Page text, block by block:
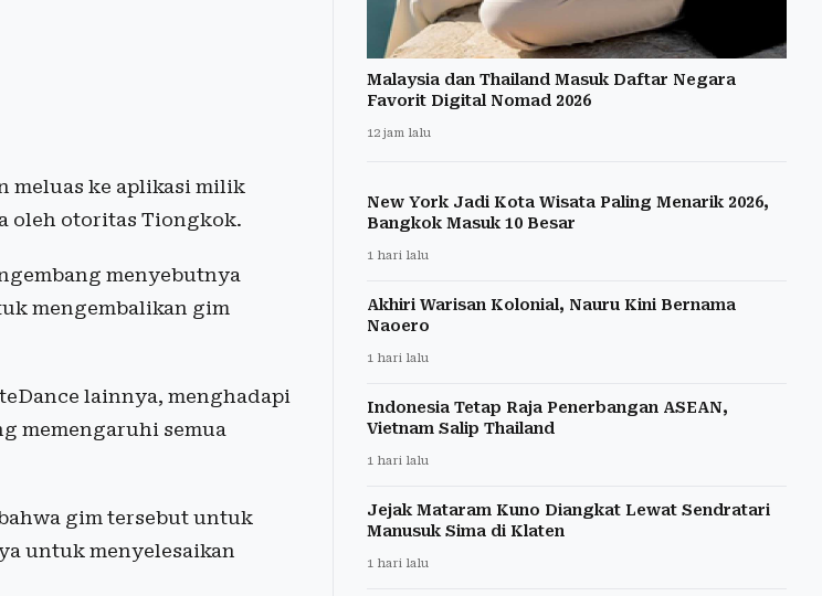
meluas ke aplikasi milik
oleh otoritas Tiongkok.
menyebutnya
mengembalikan gim
lainnya, menghadapi
memengaruhi semua
gim tersebut untuk
untuk menyelesaikan
Malaysia dan Thailand Masuk Daftar Negara
Favorit Digital Nomad 2026
12 jam lalu
New York Jadi Kota Wisata Paling Menarik 2026,
Bangkok Masuk 10 Besar
1 hari lalu
Akhiri Warisan Kolonial, Nauru Kini Bernama
Naoero
1 hari lalu
Indonesia Tetap Raja Penerbangan ASEAN,
Vietnam Salip Thailand
1 hari lalu
Jejak Mataram Kuno Diangkat Lewat Sendratari
Manusuk Sima di Klaten
1 hari lalu